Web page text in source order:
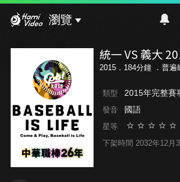
瀏覽
統一 VS 義大
2015．184分鐘 ． 普遍
類型 2015年完整賽
發音 國語
星等
下架時間 2032年12月